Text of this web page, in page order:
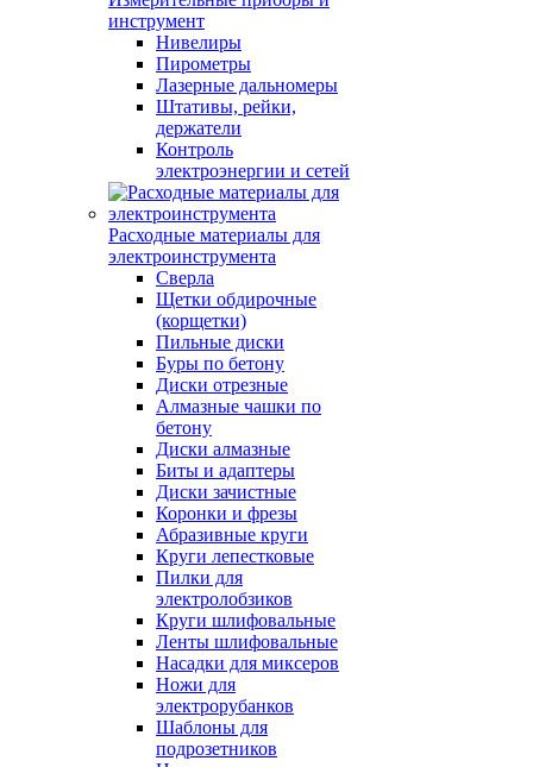
инструмент
Нивелиры
Пирометры
Лазерные дальномеры
Штативы, рейки,
держатели
Контроль
электроэнергии и сетей
Расходные материалы для
электроинструмента
Сверла
Щетки обдирочные
(корщетки)
Пильные диски
Буры по бетону
Диски отрезные
Алмазные чашки по
бетону
Диски алмазные
Биты и адаптеры
Диски зачистные
Коронки и фрезы
Абразивные круги
Круги лепестковые
Пилки для
электролобзиков
Круги шлифовальные
Ленты шлифовальные
Насадки для миксеров
Ножи для
электрорубанков
Шаблоны для
подрозетников